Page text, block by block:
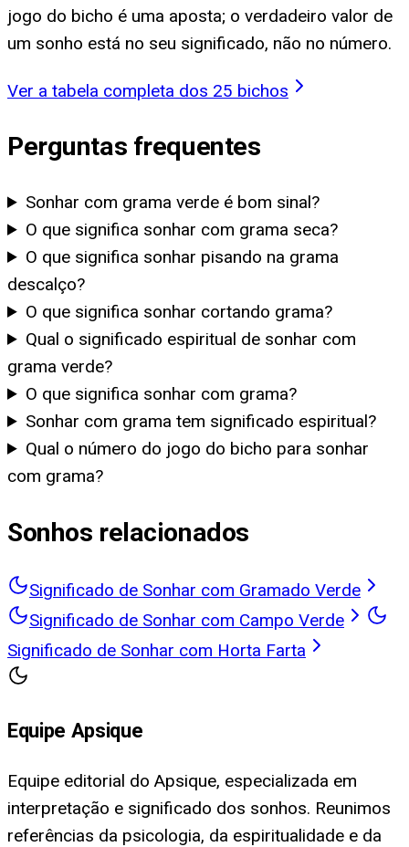
jogo do bicho é uma aposta; o verdadeiro valor de
um sonho está no seu significado, não no número.
Ver a tabela completa dos 25 bichos
Perguntas frequentes
Sonhar com grama verde é bom sinal?
O que significa sonhar com grama seca?
O que significa sonhar pisando na grama
descalço?
O que significa sonhar cortando grama?
Qual o significado espiritual de sonhar com
grama verde?
O que significa sonhar com grama?
Sonhar com grama tem significado espiritual?
Qual o número do jogo do bicho para sonhar
com grama?
Sonhos relacionados
Significado de Sonhar com Gramado Verde
Significado de Sonhar com Campo Verde
Significado de Sonhar com Horta Farta
Equipe Apsique
Equipe editorial do Apsique, especializada em
interpretação e significado dos sonhos. Reunimos
referências da psicologia, da espiritualidade e da